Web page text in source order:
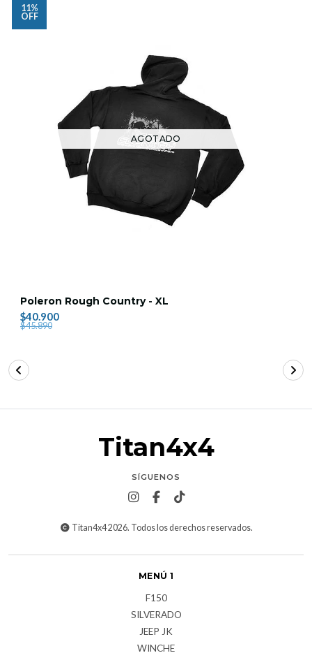
11%
OFF
AGOTADO
Poleron Rough Country - XL
$40.900
$45.890
Titan4x4
SÍGUENOS
Titan4x4 2026. Todos los derechos reservados.
MENÚ 1
F150
SILVERADO
JEEP JK
WINCHE